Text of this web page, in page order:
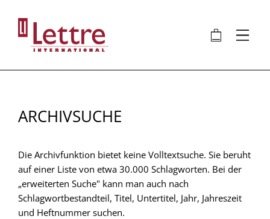
Inhalt
🛍 ⋮
ARCHIVSUCHE
Die Archivfunktion bietet keine Volltextsuche. Sie beruht
auf einer Liste von etwa 30.000 Schlagworten. Bei der
„erweiterten Suche" kann man auch nach
Schlagwortbestandteil, Titel, Untertitel, Jahr, Jahreszeit
und Heftnummer suchen.